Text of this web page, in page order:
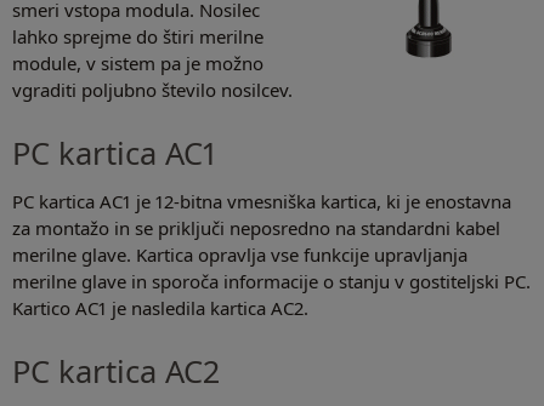
smeri vstopa modula. Nosilec
lahko sprejme do štiri merilne
module, v sistem pa je možno
vgraditi poljubno število nosilcev.
PC kartica AC1
PC kartica AC1 je 12-bitna vmesniška kartica, ki je enostavna
za montažo in se priključi neposredno na standardni kabel
merilne glave. Kartica opravlja vse funkcije upravljanja
merilne glave in sporoča informacije o stanju v gostiteljski PC.
Kartico AC1 je nasledila kartica AC2.
PC kartica AC2